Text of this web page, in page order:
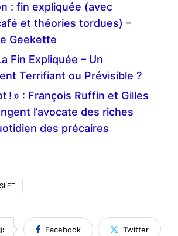
: fin expliquée (avec
et théories tordues) –
Geekette
Fin Expliquée – Un
Terrifiant ou Prévisible ?
! » : François Ruffin et Gilles
l’avocate des riches
des précaires
Facebook Twitter